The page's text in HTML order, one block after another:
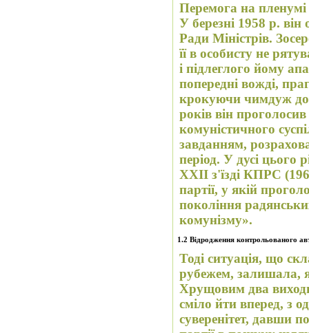
Перемога на
У березні 1958 р.
Ради Міністрів.
її в особисту не
і підлеглого йому
попередні вожді,
крокуючи чимдуж до
років він
комуністичного
завданням,
період. У дусі цього
XXII з'їзді КПРС
партії, у якій
покоління
комунізму».
1.2 Відродження контрольованого
Тоді ситуація, що
рубежем, залишала,
Хрущовим два
сміло йти вперед, з
суверенітет, давши